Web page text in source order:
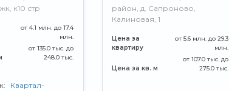
к10 стр
от 4.1 млн. до 17.4
млн.
от 135.0 тыс. до
248.0 тыс.
Квартал-
район, д. Сапроново,
Калиновая, 1
Цена за
квартиру
от 5.6 млн. до 29.3
млн.
Цена за кв. м
от 107.0 тыс. до
275.0 тыс.